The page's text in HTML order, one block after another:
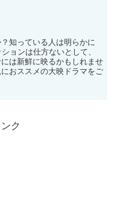
知っている人は明らかに
ョンは仕方ないとして、
は新鮮に映るかもしれませ
おススメの大映ドラマをご
ク